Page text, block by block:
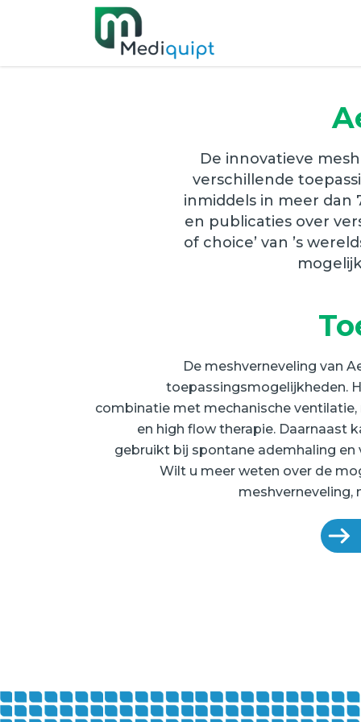
De innovatieve
verschillende
inmiddels in meer dan
en publicaties over
of choice’ van ’s
De meshverneveling van
toepassingsmogelijkheden.
combinatie met mechanische
en high flow therapie. Daarnaast
gebruikt bij spontane ademhaling en
Wilt u meer weten over de
meshverneveling,